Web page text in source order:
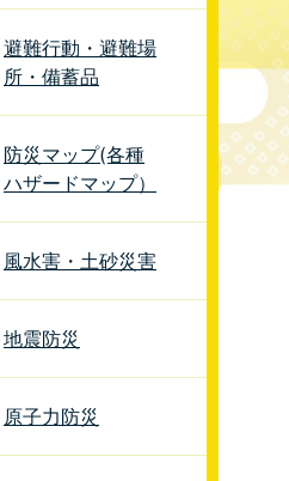
避難行動・避難場
所・備蓄品
防災マップ(各種
ハザードマップ）
風水害・土砂災害
地震防災
原子力防災